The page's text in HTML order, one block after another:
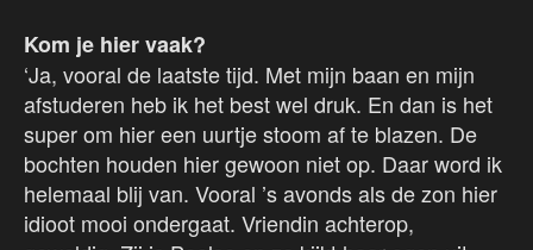
Kom je hier vaak?
‘Ja, vooral de laatste tijd. Met mijn baan en mijn
afstuderen heb ik het best wel druk. En dan is het
super om hier een uurtje stoom af te blazen. De
bochten houden hier gewoon niet op. Daar word ik
helemaal blij van. Vooral ’s avonds als de zon hier
idioot mooi ondergaat. Vriendin achterop,